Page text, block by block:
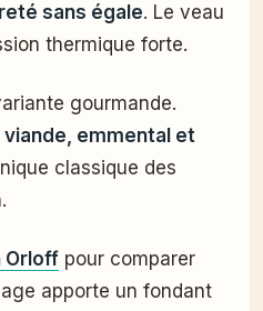
sans égale. Le veau
thermique forte.
gourmande.
emmental et
classique des
Orloff pour comparer
apporte un fondant